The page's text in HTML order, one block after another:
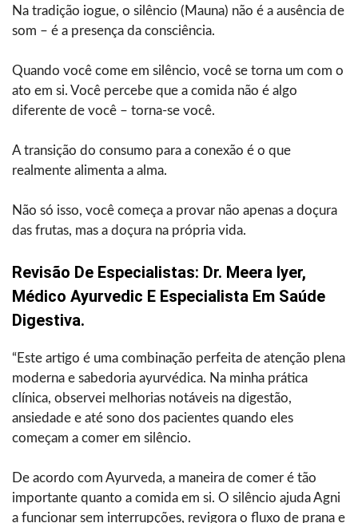
Na tradição iogue, o silêncio (Mauna) não é a ausência de
som – é a presença da consciência.
Quando você come em silêncio, você se torna um com o
ato em si. Você percebe que a comida não é algo
diferente de você – torna-se você.
A transição do consumo para a conexão é o que
realmente alimenta a alma.
Não só isso, você começa a provar não apenas a doçura
das frutas, mas a doçura na própria vida.
Revisão De Especialistas: Dr. Meera Iyer,
Médico Ayurvedic E Especialista Em Saúde
Digestiva.
“Este artigo é uma combinação perfeita de atenção plena
moderna e sabedoria ayurvédica. Na minha prática
clínica, observei melhorias notáveis na digestão,
ansiedade e até sono dos pacientes quando eles
começam a comer em silêncio.
De acordo com Ayurveda, a maneira de comer é tão
importante quanto a comida em si. O silêncio ajuda Agni
a funcionar sem interrupções, revigora o fluxo de prana e